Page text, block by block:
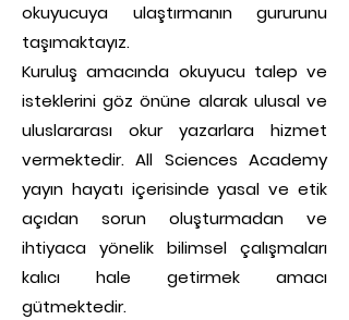
okuyucuya ulaştırmanın gururunu
taşımaktayız.
Kuruluş amacında okuyucu talep ve
isteklerini göz önüne alarak ulusal ve
uluslararası okur yazarlara hizmet
vermektedir. All Sciences Academy
yayın hayatı içerisinde yasal ve etik
açıdan sorun oluşturmadan ve
ihtiyaca yönelik bilimsel çalışmaları
kalıcı hale getirmek amacı
gütmektedir.